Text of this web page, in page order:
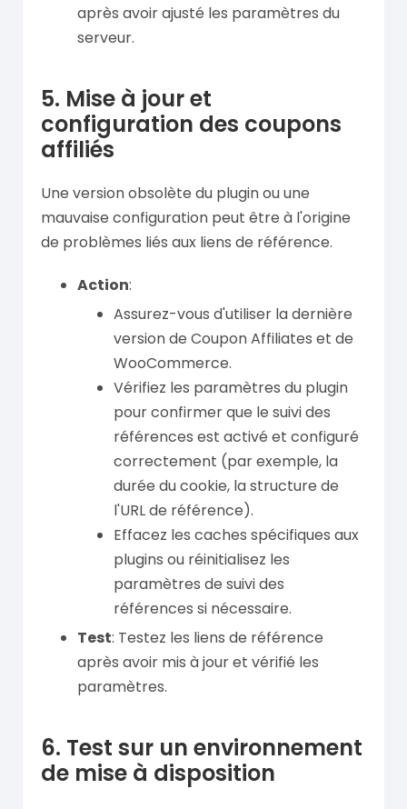
après avoir ajusté les paramètres du
serveur.
5. Mise à jour et
configuration des coupons
affiliés
Une version obsolète du plugin ou une
mauvaise configuration peut être à l'origine
de problèmes liés aux liens de référence.
Action:
Assurez-vous d'utiliser la dernière
version de Coupon Affiliates et de
WooCommerce.
Vérifiez les paramètres du plugin
pour confirmer que le suivi des
références est activé et configuré
correctement (par exemple, la
durée du cookie, la structure de
l'URL de référence).
Effacez les caches spécifiques aux
plugins ou réinitialisez les
paramètres de suivi des
références si nécessaire.
Test: Testez les liens de référence
après avoir mis à jour et vérifié les
paramètres.
6. Test sur un environnement
de mise à disposition